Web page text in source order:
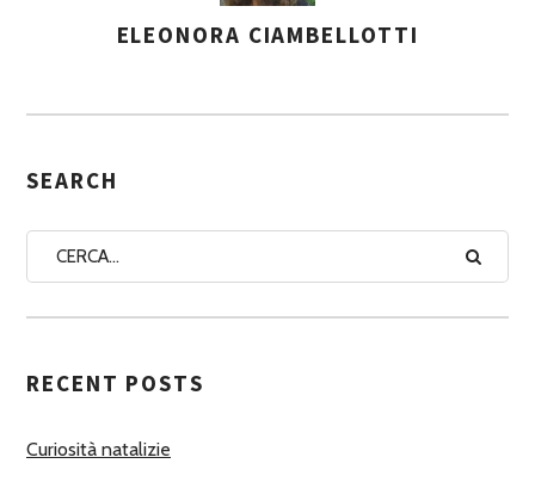
S
G
A
U
O
I
ELEONORA CIAMBELLOTTI
SEARCH
RECENT POSTS
Curiosità natalizie